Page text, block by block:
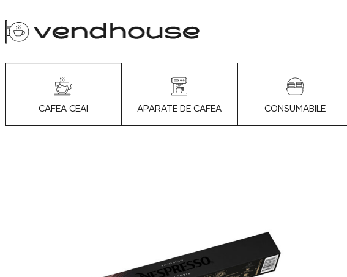
CAFEA CEAI APARATE DE CAFEA CONSUMABILE